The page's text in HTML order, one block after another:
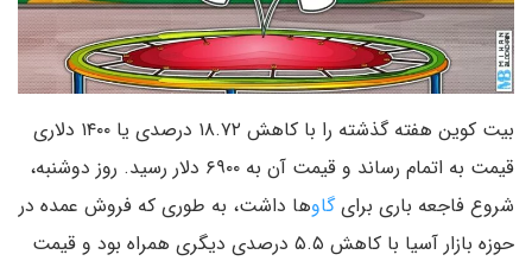
بیت کوین هفته گذشته را با کاهش ۱۸.۷۲ درصدی یا ۱۴۰۰ دلاری
قیمت به اتمام رساند و قیمت آن به ۶۹۰۰ دلار رسید. روز دوشنبه،
شروع فاجعه باری برایگاوها داشت، به طوری که فروش عمده در
حوزه بازار آسیا با کاهش ۵.۵ درصدی دیگری همراه بود و قیمت